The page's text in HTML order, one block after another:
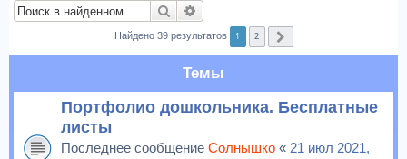
Поиск
Найдено 39 результатов 1 2
Темы
Портфолио дошкольника. Бесплатные
листы
Последнее сообщение Солнышко « 21 июл 2021,